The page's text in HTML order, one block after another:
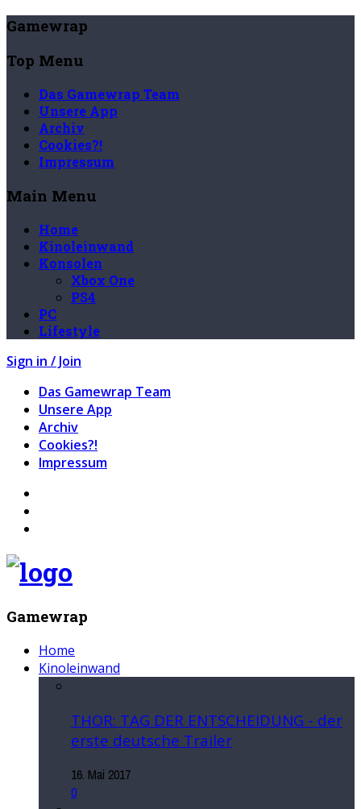
Gamewrap
Top Menu
Das Gamewrap Team
Unsere App
Archiv
Cookies?!
Impressum
Main Menu
Home
Kinoleinwand
Konsolen
Xbox One
PS4
PC
Lifestyle
Sign in / Join
Das Gamewrap Team
Unsere App
Archiv
Cookies?!
Impressum
Gamewrap
Home
Kinoleinwand
THOR: TAG DER ENTSCHEIDUNG - der
erste deutsche Trailer
16. Mai 2017
0